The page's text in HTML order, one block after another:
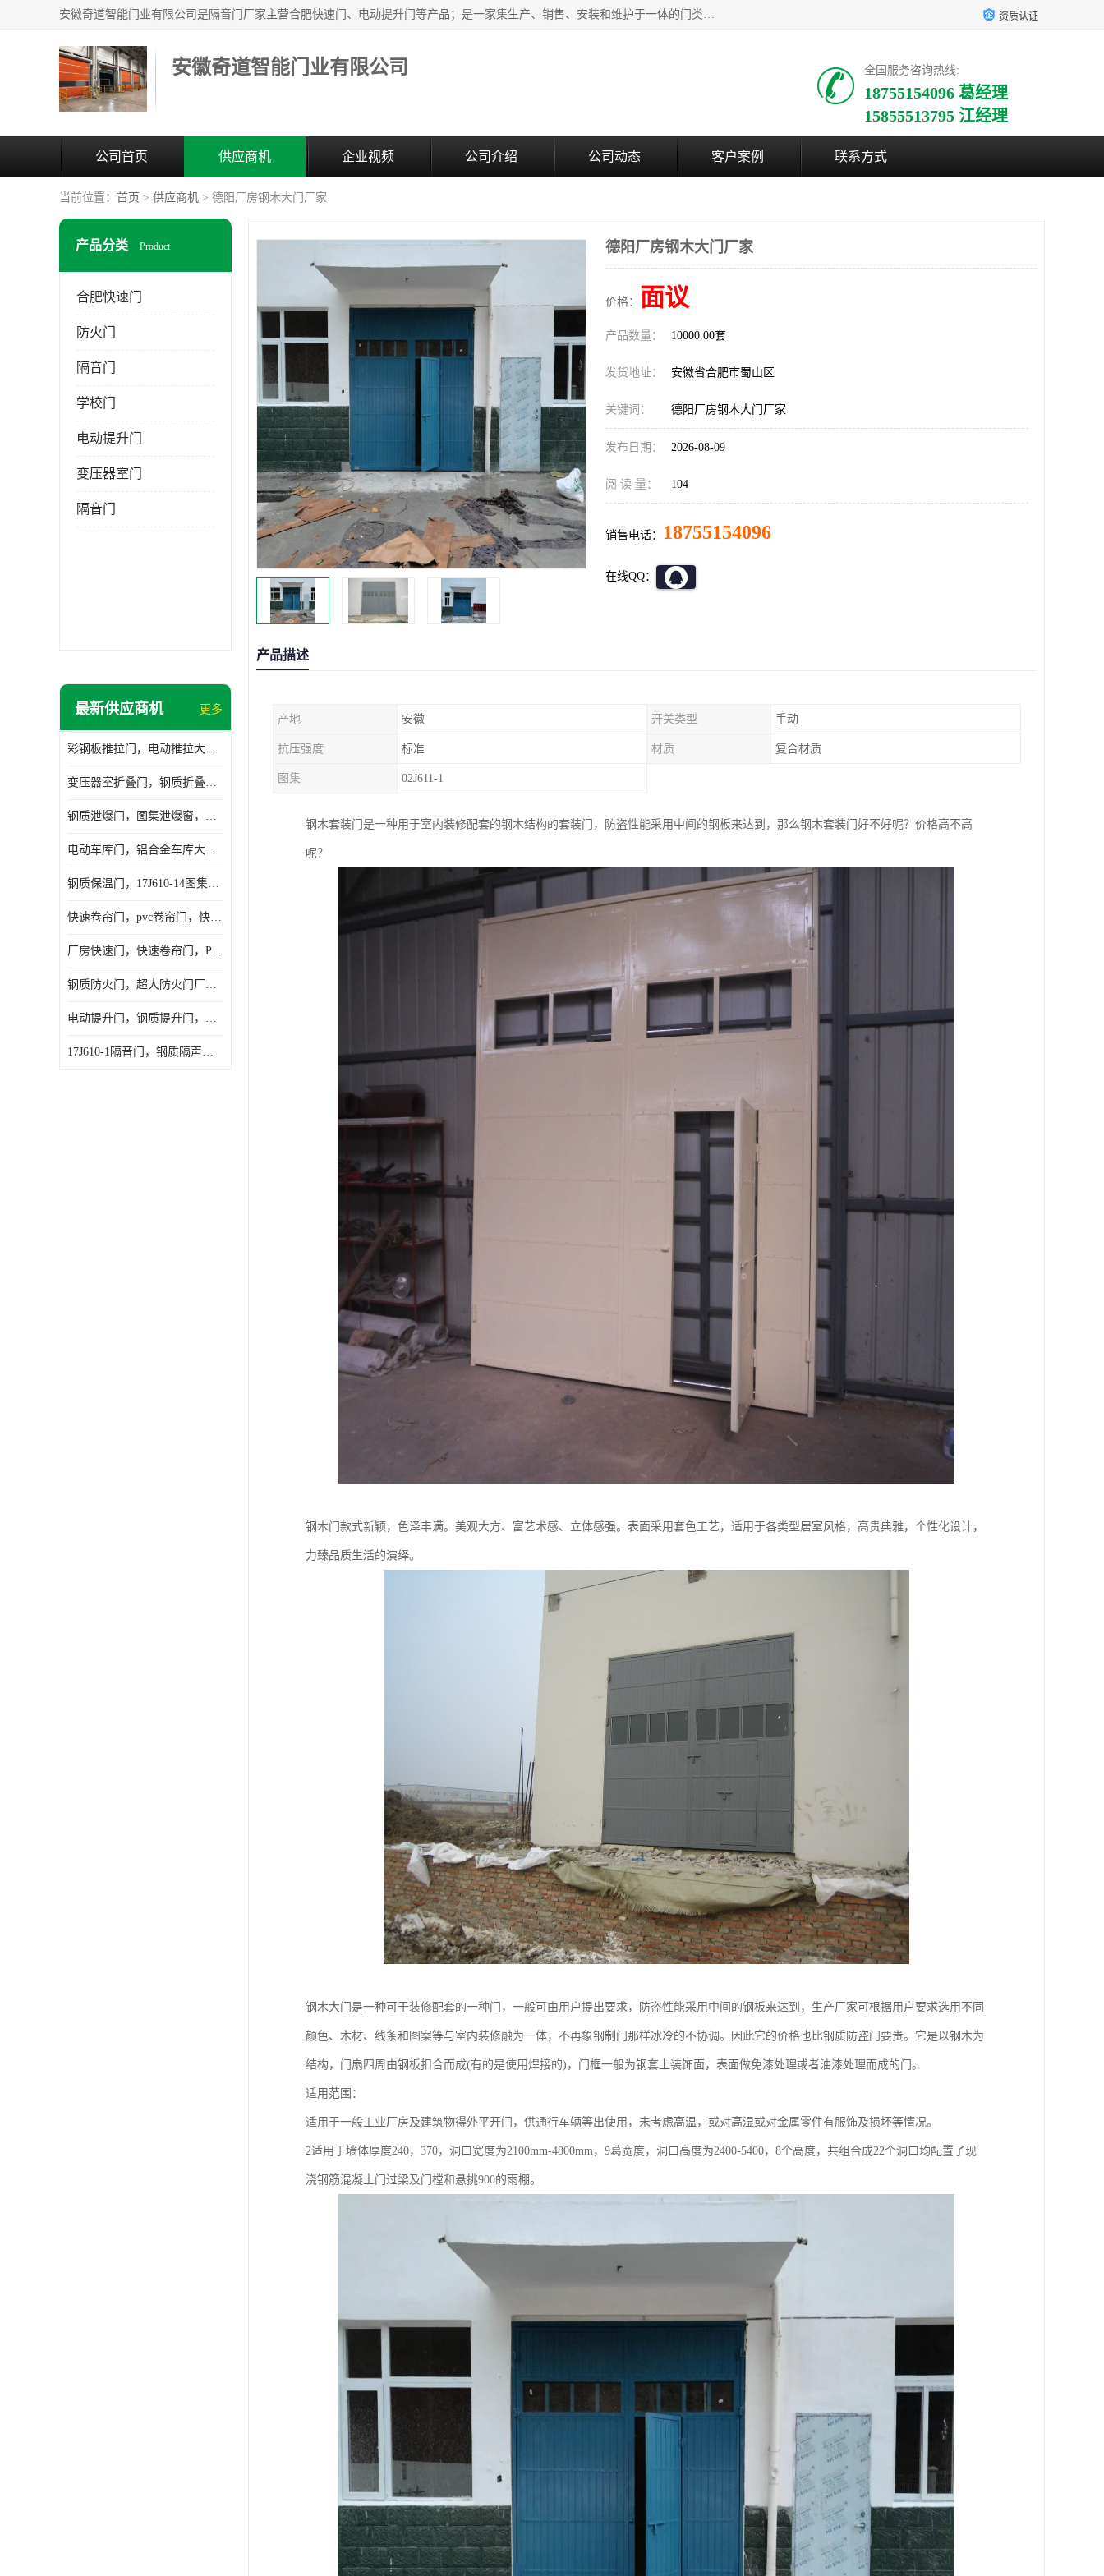
安徽奇道智能门业有限公司是隔音门厂家主营合肥快速门、电动提升门等产品；是一家集生产、销售、安装和维护于一体的门类产品供应商，公司拥有二十多名技术人员。产品种类丰富，各项性能均符合设计要求，可广泛应用于各行各业。的服务团队，24小时服务。 资质认证
安徽奇道智能门业有限公司 全国服务咨询热线:
18755154096 葛经理
15855513795 江经理
公司首页 供应商机 企业视频 公司介绍 公司动态 客户案例 联系方式
当前位置： 首页 > 供应商机 > 德阳厂房钢木大门厂家
产品分类 Product
合肥快速门
防火门
隔音门
学校门
电动提升门
变压器室门
隔音门
最新供应商机 更多
彩钢板推拉门，电动推拉大门，夹芯板大门，安徽厂房推拉门
变压器室折叠门，钢质折叠门，电动折叠大门定做，安徽折叠门厂家
钢质泄爆门，图集泄爆窗，AB型泄爆窗，抗爆门定做
电动车库门，铝合金车库大门，保温车库门厂家，安徽车库门定做
钢质保温门，17J610-14图集保温门，平开钢质保温门
快速卷帘门，pvc卷帘门，快速门厂家，合肥快卷门
厂房快速门，快速卷帘门，PVC快速门
钢质防火门，超大防火门厂家，安徽防火门厂家
电动提升门，钢质提升门，工业滑升门，安徽滑升门厂家
17J610-1隔音门，钢质隔声大门，机房隔音门
德阳厂房钢木大门厂家
价格： 面议
产品数量： 10000.00套
发货地址： 安徽省合肥市蜀山区
关键词： 德阳厂房钢木大门厂家
发布日期： 2026-08-09
阅 读 量： 104
销售电话： 18755154096
在线QQ：
产品描述
产地 安徽 开关类型 手动
抗压强度 标准 材质 复合材质
图集 02J611-1
钢木套装门是一种用于室内装修配套的钢木结构的套装门，防盗性能采用中间的钢板来达到，那么钢木套装门好不好呢？价格高不高
呢？
钢木门款式新颖，色泽丰满。美观大方、富艺术感、立体感强。表面采用套色工艺，适用于各类型居室风格，高贵典雅，个性化设计，
力臻品质生活的演绎。
钢木大门是一种可于装修配套的一种门，一般可由用户提出要求，防盗性能采用中间的钢板来达到，生产厂家可根据用户要求选用不同
颜色、木材、线条和图案等与室内装修融为一体，不再象钢制门那样冰冷的不协调。因此它的价格也比钢质防盗门要贵。它是以钢木为
结构，门扇四周由钢板扣合而成(有的是使用焊接的)，门框一般为钢套上装饰面，表面做免漆处理或者油漆处理而成的门。
适用范围：
适用于一般工业厂房及建筑物得外平开门，供通行车辆等出使用，未考虑高温，或对高湿或对金属零件有服饰及损坏等情况。
2适用于墙体厚度240，370，洞口宽度为2100mm-4800mm，9葛宽度，洞口高度为2400-5400，8个高度，共组合成22个洞口均配置了现
浇钢筋混凝土门过梁及门樘和悬挑900的雨棚。